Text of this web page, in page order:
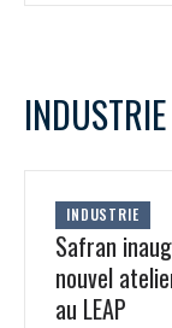
PRENDRE
CHIFFRES CLÉS
LES ENJEUX
EMPLOI &
ENVIRONNEMENT
LES
DOCUMENTS &
RAPPORTS
INDUSTRIE
INDUSTRIE
Safran
nouvel
au LEAP